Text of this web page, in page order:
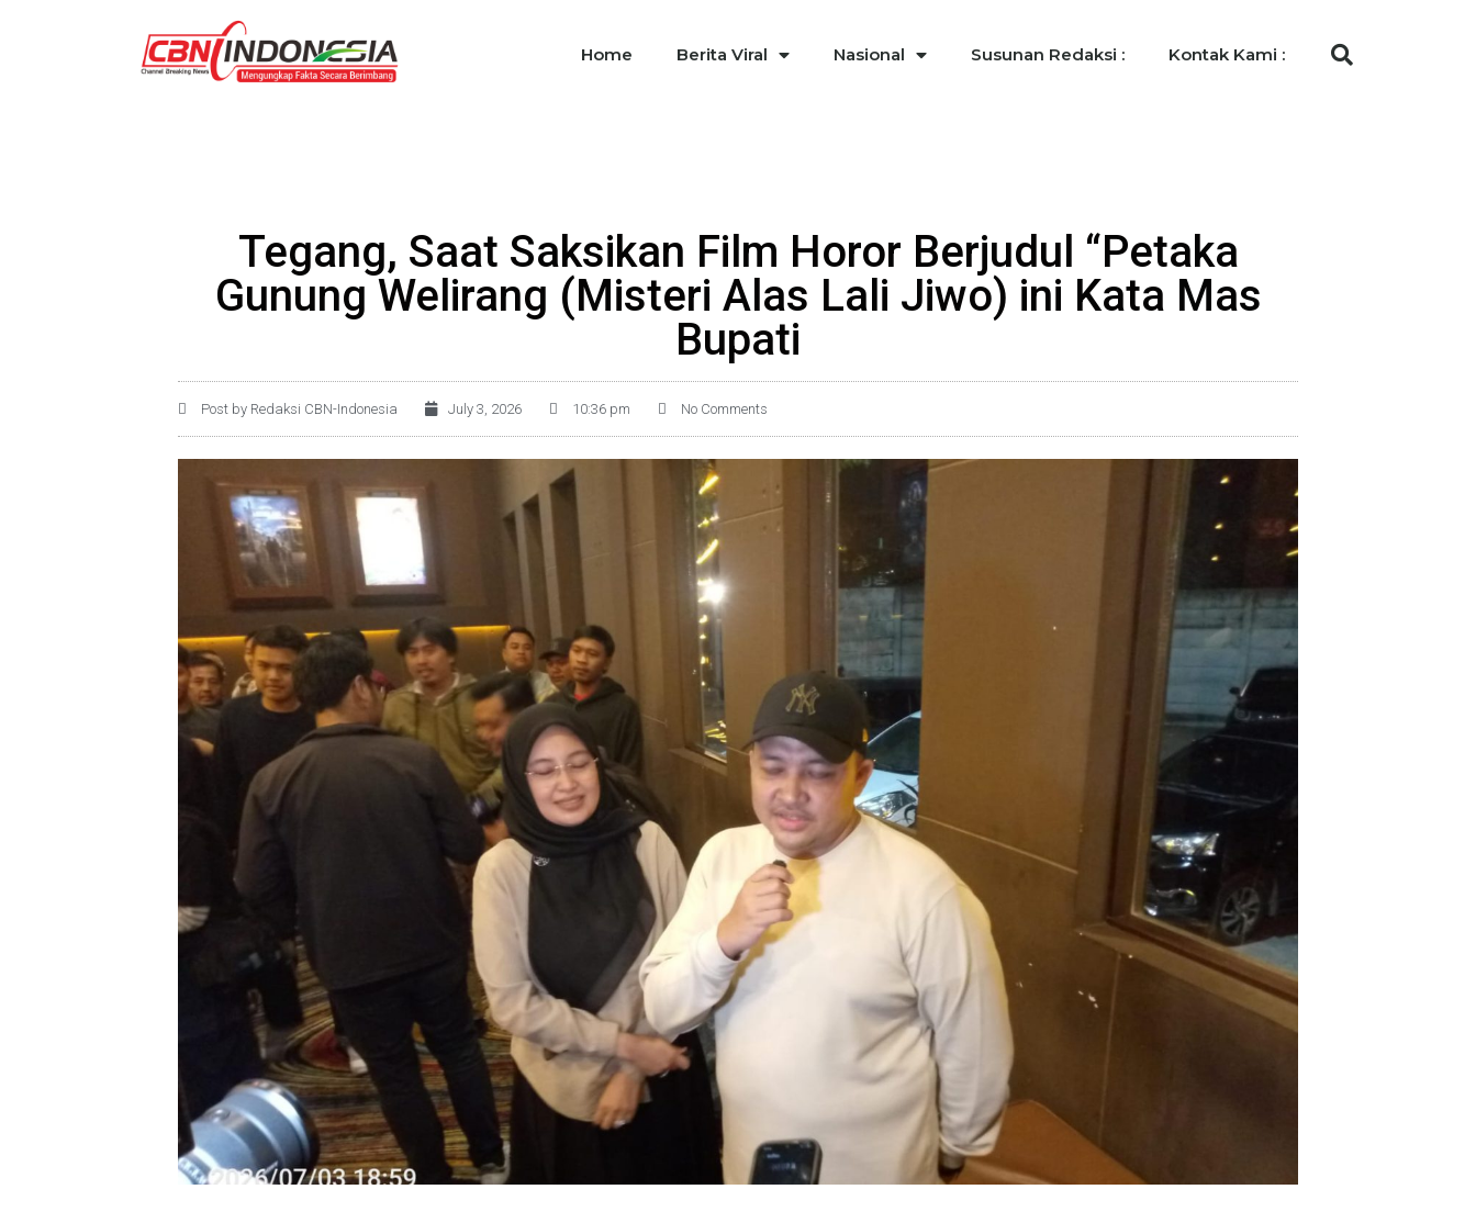
Home Berita Viral Nasional Susunan Redaksi : Kontak Kami :
Tegang, Saat Saksikan Film Horor Berjudul “Petaka
Gunung Welirang (Misteri Alas Lali Jiwo) ini Kata Mas
Bupati
Post by Redaksi CBN-Indonesia July 3, 2026 10:36 pm No Comments